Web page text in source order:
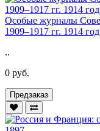
Особые журналы
1909–1917 гг. 1914 год
..
0 руб.
Предзаказ